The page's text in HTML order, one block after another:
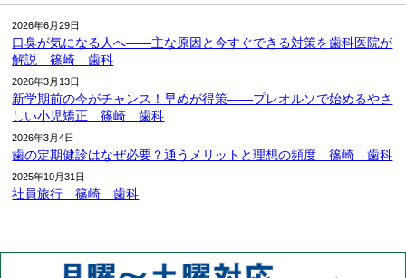
2026年6月29日
口臭が気になる人へ――主な原因と今すぐできる対策を歯科医院が
解説 篠崎 歯科
2026年3月13日
新学期前の今がチャンス！早めが得策――プレオルソで始めるやさ
しい小児矯正 篠崎 歯科
2026年3月4日
歯の定期健診はなぜ必要？通うメリットと理想の頻度 篠崎 歯科
2025年10月31日
社員旅行 篠崎 歯科